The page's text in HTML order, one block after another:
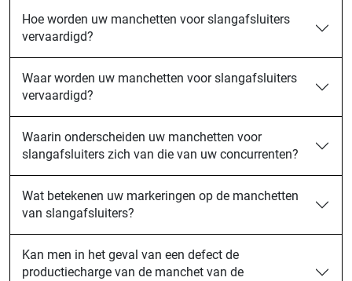
Hoe worden uw manchetten voor slangafsluiters
vervaardigd?
Waar worden uw manchetten voor slangafsluiters
vervaardigd?
Waarin onderscheiden uw manchetten voor
slangafsluiters zich van die van uw concurrenten?
Wat betekenen uw markeringen op de manchetten
van slangafsluiters?
Kan men in het geval van een defect de
productiecharge van de manchet van de